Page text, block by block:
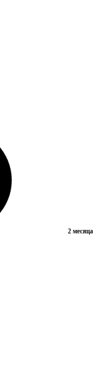
2 месяца